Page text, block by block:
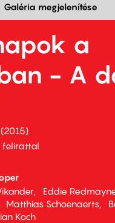
Galéria megjelenítése
a
- A
2015
felirattal
Eddie
Matthias Schoenaerts
Koch